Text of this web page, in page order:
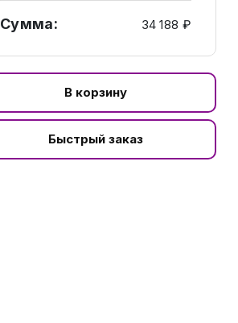
Сумма: 34 188 ₽
В корзину
Быстрый заказ